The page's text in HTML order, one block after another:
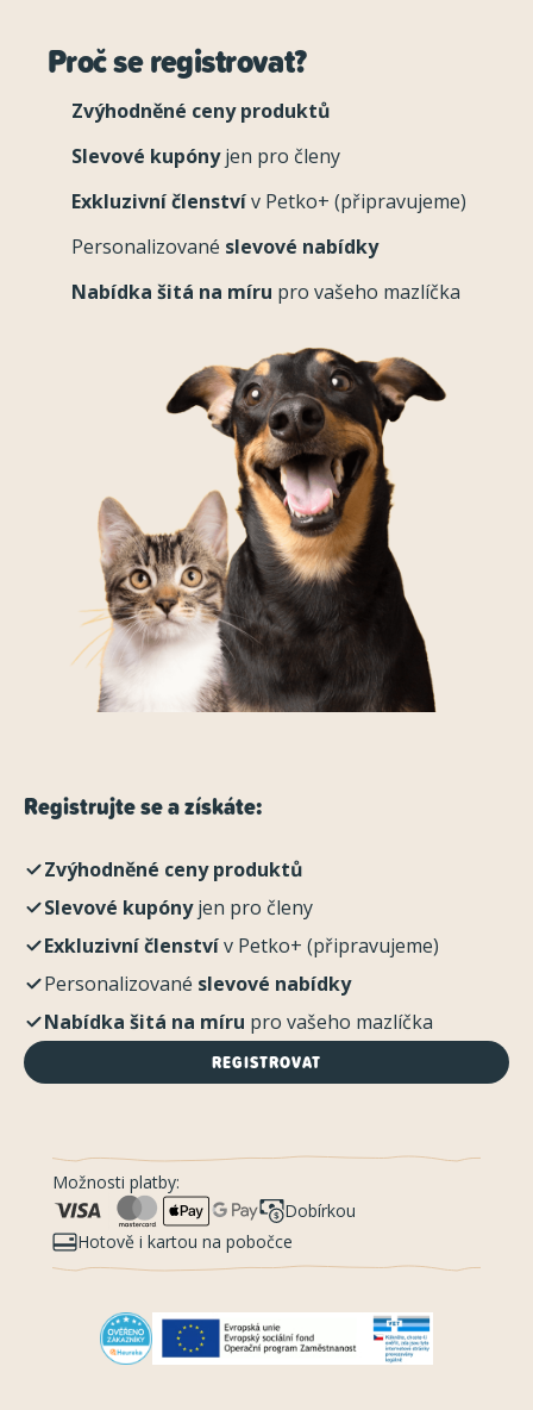
Proč se registrovat?
Zvýhodněné ceny produktů
Slevové kupónyjen pro členy
Exkluzivní členstvív Petko+ (připravujeme)
Personalizované slevové nabídky
Nabídka šitá na míru pro vašeho mazlíčka
Registrujte se a získáte:
Zvýhodněné ceny produktů
Slevové kupónyjen pro členy
Exkluzivní členstvív Petko+ (připravujeme)
Personalizované slevové nabídky
Nabídka šitá na míru pro vašeho mazlíčka
REGISTROVAT
Možnosti platby:
Dobírkou
Hotově i kartou na pobočce